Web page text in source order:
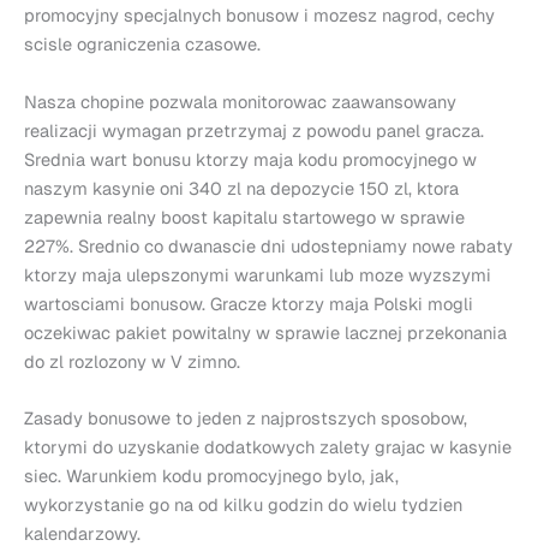
promocyjny specjalnych bonusow i mozesz nagrod, cechy
scisle ograniczenia czasowe.
Nasza chopine pozwala monitorowac zaawansowany
realizacji wymagan przetrzymaj z powodu panel gracza.
Srednia wart bonusu ktorzy maja kodu promocyjnego w
naszym kasynie oni 340 zl na depozycie 150 zl, ktora
zapewnia realny boost kapitalu startowego w sprawie
227%. Srednio co dwanascie dni udostepniamy nowe rabaty
ktorzy maja ulepszonymi warunkami lub moze wyzszymi
wartosciami bonusow. Gracze ktorzy maja Polski mogli
oczekiwac pakiet powitalny w sprawie lacznej przekonania
do zl rozlozony w V zimno.
Zasady bonusowe to jeden z najprostszych sposobow,
ktorymi do uzyskanie dodatkowych zalety grajac w kasynie
siec. Warunkiem kodu promocyjnego bylo, jak,
wykorzystanie go na od kilku godzin do wielu tydzien
kalendarzowy.